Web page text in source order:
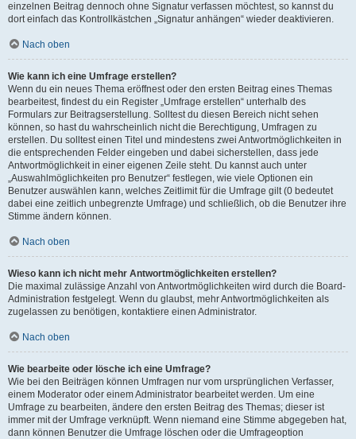
einzelnen Beitrag dennoch ohne Signatur verfassen möchtest, so kannst du
dort einfach das Kontrollkästchen „Signatur anhängen“ wieder deaktivieren.
Nach oben
Wie kann ich eine Umfrage erstellen?
Wenn du ein neues Thema eröffnest oder den ersten Beitrag eines Themas
bearbeitest, findest du ein Register „Umfrage erstellen“ unterhalb des
Formulars zur Beitragserstellung. Solltest du diesen Bereich nicht sehen
können, so hast du wahrscheinlich nicht die Berechtigung, Umfragen zu
erstellen. Du solltest einen Titel und mindestens zwei Antwortmöglichkeiten in
die entsprechenden Felder eingeben und dabei sicherstellen, dass jede
Antwortmöglichkeit in einer eigenen Zeile steht. Du kannst auch unter
„Auswahlmöglichkeiten pro Benutzer“ festlegen, wie viele Optionen ein
Benutzer auswählen kann, welches Zeitlimit für die Umfrage gilt (0 bedeutet
dabei eine zeitlich unbegrenzte Umfrage) und schließlich, ob die Benutzer ihre
Stimme ändern können.
Nach oben
Wieso kann ich nicht mehr Antwortmöglichkeiten erstellen?
Die maximal zulässige Anzahl von Antwortmöglichkeiten wird durch die Board-
Administration festgelegt. Wenn du glaubst, mehr Antwortmöglichkeiten als
zugelassen zu benötigen, kontaktiere einen Administrator.
Nach oben
Wie bearbeite oder lösche ich eine Umfrage?
Wie bei den Beiträgen können Umfragen nur vom ursprünglichen Verfasser,
einem Moderator oder einem Administrator bearbeitet werden. Um eine
Umfrage zu bearbeiten, ändere den ersten Beitrag des Themas; dieser ist
immer mit der Umfrage verknüpft. Wenn niemand eine Stimme abgegeben hat,
dann können Benutzer die Umfrage löschen oder die Umfrageoption